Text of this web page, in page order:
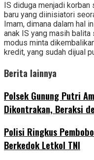
IS diduga menjadi
baru yang diinisiatori
Imam, dimana dalam hal
anak IS yang masih balita
modus minta
kredit, yang sudah dijual
Berita lainnya
Polsek Gunung Putri
Dikontrakan, Beraksi
Polisi Ringkus
Berkedok Letkol TNI